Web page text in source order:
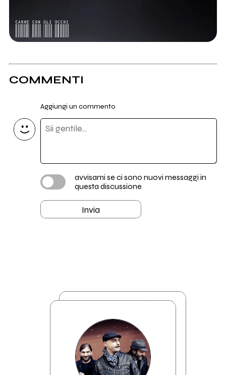
COMMENTI
Aggiungi un commento
avvisami se ci sono nuovi messaggi in
questa discussione
Invia